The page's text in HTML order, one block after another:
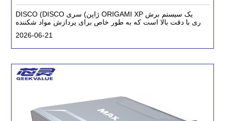
DISCO (DISCO ژاپن) سری ORIGAMI XP یک سیستم برش
لیزری با دقت بالا است که به طور خاص برای پردازش مواد شکننده
2026-06-21